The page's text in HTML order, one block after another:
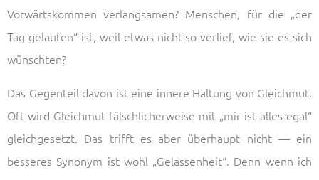
Vorwärtskommen verlangsamen? Menschen, für die „der
Tag gelaufen“ ist, weil etwas nicht so verlief, wie sie es sich
wünschten?
Das Gegenteil davon ist eine innere Haltung von Gleichmut.
Oft wird Gleichmut fälschlicherweise mit „mir ist alles egal“
gleichgesetzt. Das trifft es aber überhaupt nicht — ein
besseres Synonym ist wohl „Gelassenheit“. Denn wenn ich